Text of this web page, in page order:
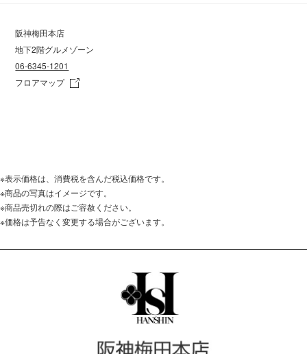
阪神梅田本店
地下2階グルメゾーン
06-6345-1201
フロアマップ
※表示価格は、消費税を含んだ税込価格です。
※商品の写真はイメージです。
※商品売切れの際はご容赦ください。
※価格は予告なく変更する場合がございます。